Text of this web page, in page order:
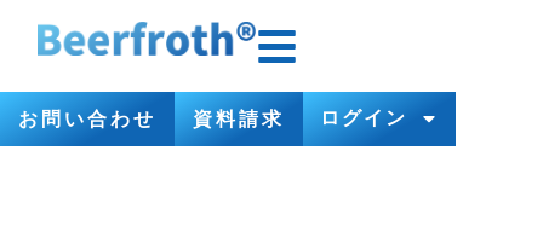
お問い合わせ 資料請求 ログイン